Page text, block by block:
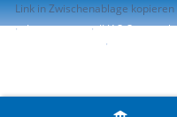
Link in Zwischenablage kopieren
Impressum
ILIAS-Support